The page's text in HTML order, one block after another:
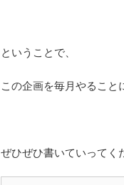
ということで、
この企画を毎月やること
ぜひぜひ書いていってく